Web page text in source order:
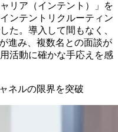
リア（インテント）」を
ンテントリクルーティン
た。導入して間もなく、
進み、複数名との面談が
活動に確かな手応えを感
ネルの限界を突破